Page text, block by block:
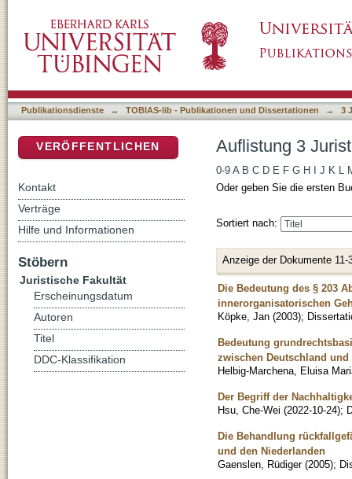
Publikationsdienste → TOBIAS-lib - Publikationen und Dissertationen → 3
Auflistung 3
0-9 A B C D E F G H J K L
Oder geben Sie die ersten
Sortiert nach:
Anzeige der Dokumente 11-
Die Bedeutung des § 203
innerorganisatorischen
Köpke, Jan (2003);
Bedeutung
zwischen Deutschland
Helbig-Marchena, Eluisa
Der Begriff der
Hsu, Che-Wei (2022-10-24);
Die Behandlung
und den Niederlanden
Gaenslen, Rüdiger (2005);
VERÖFFENTLICHEN
Kontakt
Verträge
Hilfe und Informationen
Stöbern
Juristische Fakultät
Erscheinungsdatum
Autoren
Titel
DDC-Klassifikation